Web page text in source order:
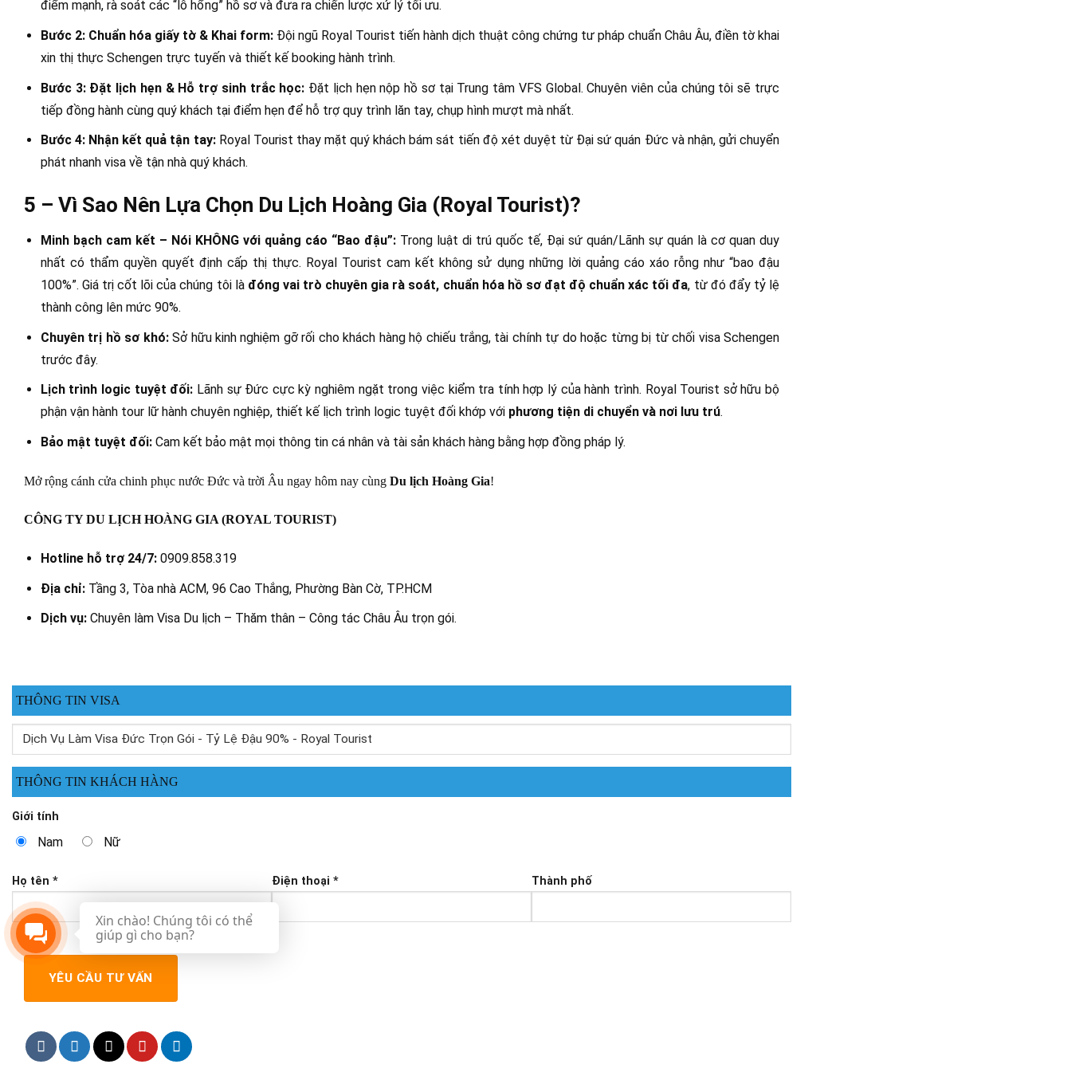
điểm mạnh, rà soát các “lỗ hổng” hồ sơ và đưa ra chiến lược xử lý tối ưu.
Bước 2: Chuẩn hóa giấy tờ & Khai form:Đội ngũ Royal Tourist tiến hành dịch thuật công chứng tư pháp chuẩn Châu Âu, điền tờ khai
xin thị thực Schengen trực tuyến và thiết kế booking hành trình.
Bước 3: Đặt lịch hẹn & Hỗ trợ sinh trắc học: Đặt lịch hẹn nộp hồ sơ tại Trung tâm VFS Global. Chuyên viên của chúng tôi sẽ trực
tiếp đồng hành cùng quý khách tại điểm hẹn để hỗ trợ quy trình lăn tay, chụp hình mượt mà nhất.
Bước 4: Nhận kết quả tận tay:Royal Tourist thay mặt quý khách bám sát tiến độ xét duyệt từ Đại sứ quán Đức và nhận, gửi chuyển
phát nhanh visa về tận nhà quý khách.
5 – Vì Sao Nên Lựa Chọn Du Lịch Hoàng Gia (Royal Tourist)?
Minh bạch cam kết – Nói KHÔNG với quảng cáo “Bao đậu”:Trong luật di trú quốc tế, Đại sứ quán/Lãnh sự quán là cơ quan duy
nhất có thẩm quyền quyết định cấp thị thực. Royal Tourist cam kết không sử dụng những lời quảng cáo xáo rỗng như “bao đậu
100%”. Giá trị cốt lõi của chúng tôi là đóng vai trò chuyên gia rà soát, chuẩn hóa hồ sơ đạt độ chuẩn xác tối đa, từ đó đẩy tỷ lệ
thành công lên mức 90%.
Chuyên trị hồ sơ khó:Sở hữu kinh nghiệm gỡ rối cho khách hàng hộ chiếu trắng, tài chính tự do hoặc từng bị từ chối visa Schengen
trước đây.
Lịch trình logic tuyệt đối: Lãnh sự Đức cực kỳ nghiêm ngặt trong việc kiểm tra tính hợp lý của hành trình. Royal Tourist sở hữu bộ
phận vận hành tour lữ hành chuyên nghiệp, thiết kế lịch trình logic tuyệt đối khớp với phương tiện di chuyển và nơi lưu trú.
Bảo mật tuyệt đối:Cam kết bảo mật mọi thông tin cá nhân và tài sản khách hàng bằng hợp đồng pháp lý.
Mở rộng cánh cửa chinh phục nước Đức và trời Âu ngay hôm nay cùng Du lịch Hoàng Gia!
CÔNG TY DU LỊCH HOÀNG GIA (ROYAL TOURIST)
Hotline hỗ trợ 24/7:0909.858.319
Địa chỉ:Tầng 3, Tòa nhà ACM, 96 Cao Thắng, Phường Bàn Cờ, TP.HCM
Dịch vụ:Chuyên làm Visa Du lịch – Thăm thân – Công tác Châu Âu trọn gói.
THÔNG TIN VISA
THÔNG TIN KHÁCH HÀNG
Giới tính
Nam Nữ
Họ tên * Điện thoại * Thành phố
Xin chào! Chúng tôi có thể
giúp gì cho bạn?